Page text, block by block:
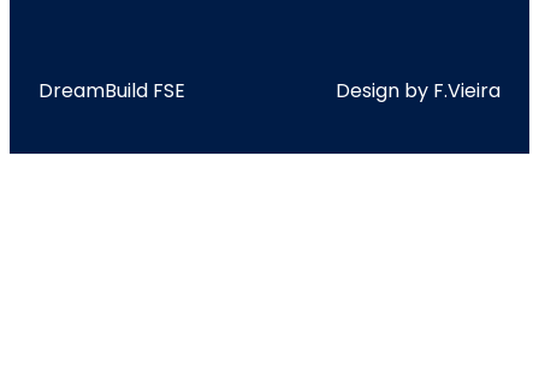
DreamBuild FSE Design by F.Vieira